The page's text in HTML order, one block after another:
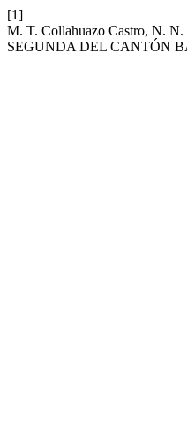
[1]
M. T. Collahuazo Castro, N.
SEGUNDA DEL CANTÓN